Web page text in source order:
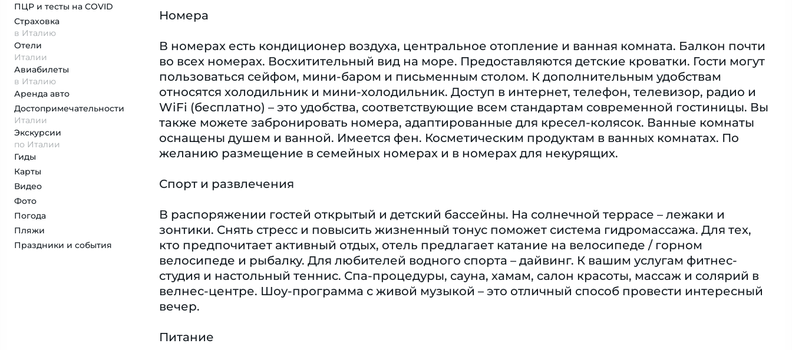
ПЦР и тесты на COVID
Страховка
в Италию
Отели
Италии
Авиабилеты
в Италию
Аренда авто
Достопримеча­тельности
Италии
Экскурсии
по Италии
Гиды
Карты
Видео
Фото
Погода
Пляжи
Праздники и события
Номера
В номерах есть кондиционер воздуха, центральное отопление и ванная комната. Балкон почти
во всех номерах. Восхитительный вид на море. Предоставляются детские кроватки. Гости могут
пользоваться сейфом, мини-баром и письменным столом. К дополнительным удобствам
относятся холодильник и мини-холодильник. Доступ в интернет, телефон, телевизор, радио и
WiFi (бесплатно) – это удобства, соответствующие всем стандартам современной гостиницы. Вы
также можете забронировать номера, адаптированные для кресел-колясок. Ванные комнаты
оснащены душем и ванной. Имеется фен. Косметическим продуктам в ванных комнатах. По
желанию размещение в семейных номерах и в номерах для некурящих.
Спорт и развлечения
В распоряжении гостей открытый и детский бассейны. На солнечной террасе – лежаки и
зонтики. Снять стресс и повысить жизненный тонус поможет система гидромассажа. Для тех,
кто предпочитает активный отдых, отель предлагает катание на велосипеде / горном
велосипеде и рыбалку. Для любителей водного спорта – дайвинг. К вашим услугам фитнес-
студия и настольный теннис. Спа-процедуры, сауна, хамам, салон красоты, массаж и солярий в
велнес-центре. Шоу-программа с живой музыкой – это отличный способ провести интересный
вечер.
Питание